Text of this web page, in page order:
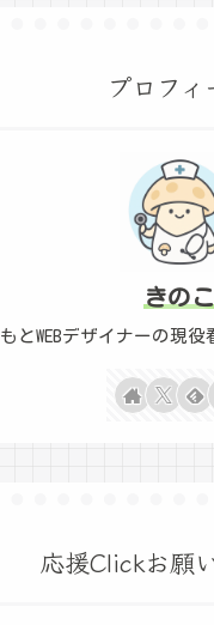
プロフィ
きのこ
もとWEBデザイナーの現役
応援Clickお願